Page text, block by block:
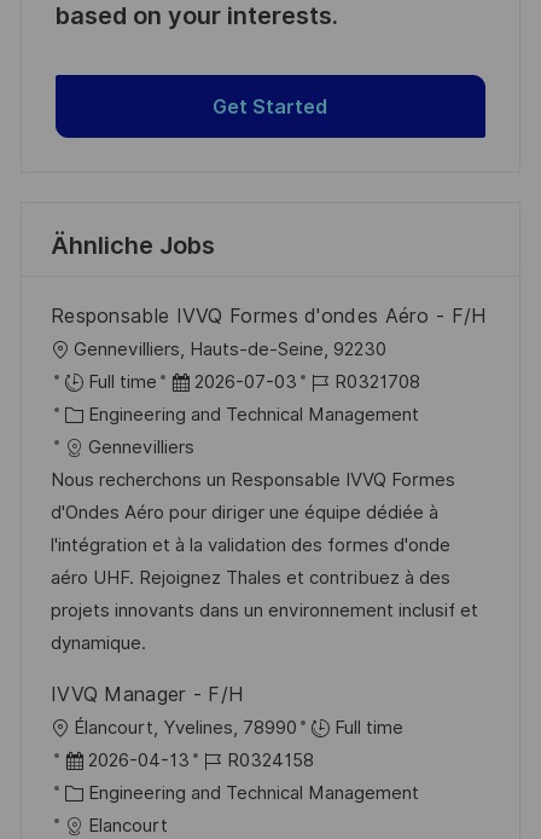
based on your interests.
Get Started
Ähnliche Jobs
Responsable IVVQ Formes d'ondes Aéro - F/H
O
r
t
Gennevilliers, Hauts-de-Seine, 92230
Full time
D
a
t
u
m
d
e
r
r
ö
f
f
2026-07-03
J
o
-
I
D
R0321708
K
a
t
e
g
o
r
i
Engineering and Technical Management
Gennevilliers
Nous recherchons un Responsable IVVQ Formes
d'Ondes Aéro pour diriger une équipe dédiée à
l'intégration et à la validation des formes d'onde
aéro UHF. Rejoignez Thales et contribuez à des
projets innovants dans un environnement inclusif et
dynamique.
IVVQ Manager - F/H
O
r
t
Élancourt, Yvelines, 78990
Full time
D
a
t
2026-04-13
J
o
R0324158
K
a
Engineering and Technical Management
Elancourt